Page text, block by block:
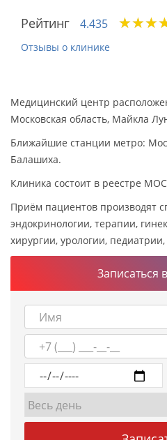
Рейтинг 4.435 ★★★
★★★
Отзывы о клинике
Медицинский центр
Московская область, Майкла
Ближайшие станции метро:
Балашиха.
Клиника состоит в реестре
Приём пациентов производят
эндокринологии, терапии,
хирургии, урологии,
Записаться